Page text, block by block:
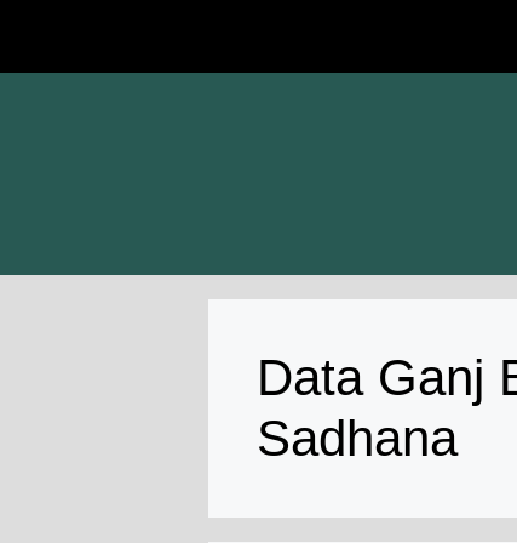
content
Data Ganj
Sadhana